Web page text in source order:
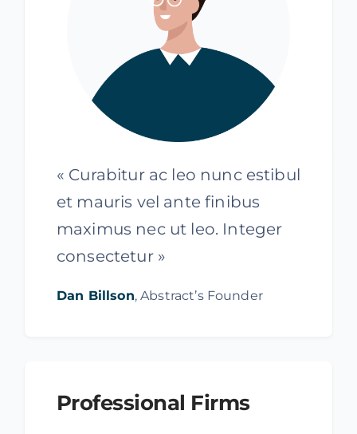
« Curabitur ac leo nunc estibul
et mauris vel ante finibus
maximus nec ut leo. Integer
consectetur »
Dan Billson, Abstract’s Founder
Professional Firms